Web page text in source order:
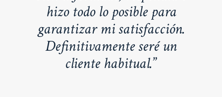
hizo todo lo posible para
garantizar mi satisfacción.
Definitivamente seré un
cliente habitual.